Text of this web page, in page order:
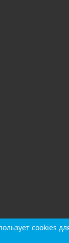
cookies